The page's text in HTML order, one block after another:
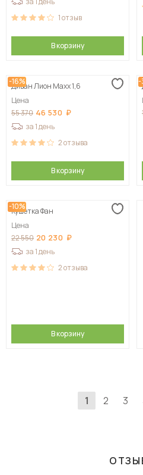
1отзыв
В корзину
-16%
Диван Лион Maxx 1,6
Цена
55 370 46 530
за 1 день
2отзыва
В корзину
-
-10%
Кушетка Фан
Цена
22 550 20 230
за 1 день
2отзыва
В корзину
1 2 3